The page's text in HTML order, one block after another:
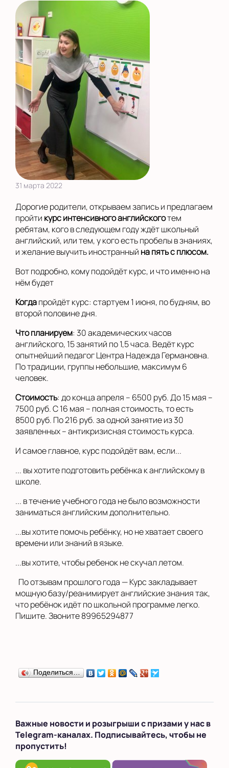
31 марта 2022
Дорогие родители, открываем запись и предлагаем
пройти курс интенсивного английскоготем
ребятам, кого в следующем году ждёт школьный
английский, или тем, у кого есть пробелы в знаниях,
и желание выучить иностранный на пять с плюсом.
Вот подробно, кому подойдёт курс, и что именно на
нём будет
Когдапройдёт курс: стартуем 1 июня, по будням, во
второй половине дня.
Что планируем: 30 академических часов
английского, 15 занятий по 1,5 часа. Ведёт курс
опытнейший педагог Центра Надежда Германовна.
По традиции, группы небольшие, максимум 6
человек.
Стоимость: до конца апреля – 6500 руб. До 15 мая –
7500 руб. С 16 мая – полная стоимость, то есть
8500 руб. По 216 руб. за одной занятие из 30
заявленных – антикризисная стоимость курса.
И самое главное, курс подойдёт вам, если...
... вы хотите подготовить ребёнка к английскому в
школе.
... в течение учебного года не было возможности
заниматься английским дополнительно.
...вы хотите помочь ребёнку, но не хватает своего
времени или знаний в языке.
...вы хотите, чтобы ребенок не скучал летом.
По отзывам прошлого года — Курс закладывает
мощную базу/реанимирует английские знания так,
что ребёнок идёт по школьной программе легко.
Пишите. Звоните 89965294877
Поделиться…
Важные новости и розыгрыши с призами у нас в
Telegram-каналах. Подписывайтесь, чтобы не
пропустить!